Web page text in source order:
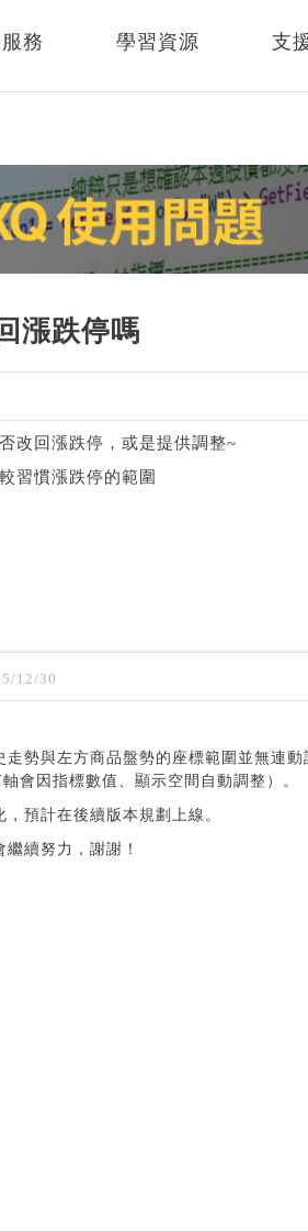
務 學習資源 支
漲跌停嗎
改回漲跌停，或是提供調整~
習慣漲跌停的範圍
12/30
走勢與左方商品盤勢的座標範圍並無連
會因指標數值、顯示空間自動調整）。
預計在後續版本規劃上線。
續努力，謝謝！